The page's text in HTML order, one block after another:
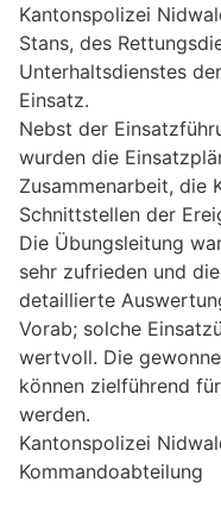
Kantonspolizei
Stans, des
Unterhaltsdienstes
Einsatz.
Nebst der
wurden die
Zusammenarbeit, die
Schnittstellen der
Die Übungsleitung
sehr zufrieden und
detaillierte
Vorab; solche
wertvoll. Die
können zielführend
werden.
Kantonspolizei
Kommandoabteilung